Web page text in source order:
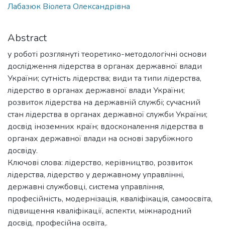
Лабазюк Віолета Олександрівна
Abstract
у роботі розглянуті теоретико-методологічні основи
дослідження лідерства в органах державної влади
України; сутність лідерства; види та типи лідерства,
лідерство в органах державної влади України;
розвиток лідерства на державній службі; сучасний
стан лідерства в органах державної служби України;
досвід іноземних країн; вдосконалення лідерства в
органах державної влади на основі зарубіжного
досвіду.
Ключові слова: лідерство, керівництво, розвиток
лідерства, лідерство у державному управлінні,
державні службовці, система управління,
професійність, модернізація, кваліфікація, самоосвіта,
підвищення кваліфікації, аспекти, міжнародний
досвід, професійна освіта,.